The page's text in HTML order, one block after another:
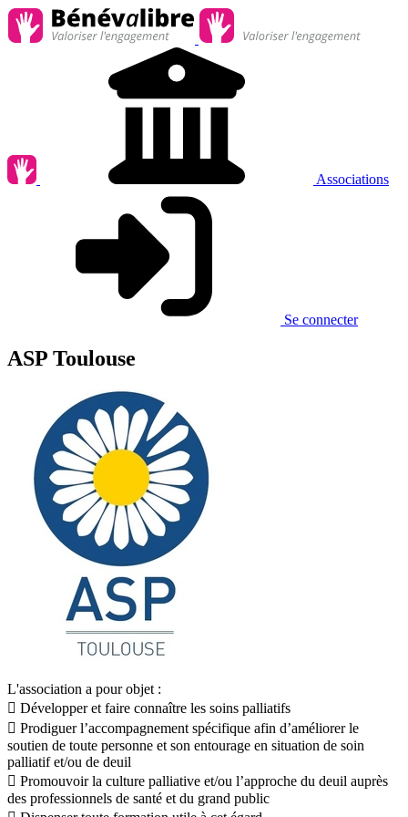
Associations
Se connecter
ASP Toulouse
L'association a pour objet :
 Développer et faire connaître les soins palliatifs
 Prodiguer l’accompagnement spécifique afin d’améliorer le
soutien de toute personne et son entourage en situation de soin
palliatif et/ou de deuil
 Promouvoir la culture palliative et/ou l’approche du deuil auprès
des professionnels de santé et du grand public